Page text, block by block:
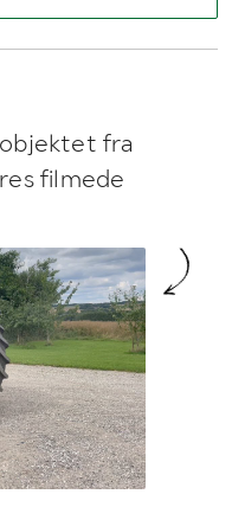
fra
filmede